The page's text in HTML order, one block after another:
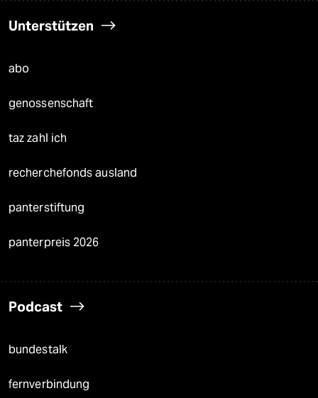
Unterstützen
abo
genossenschaft
taz zahl ich
recherchefonds ausland
panterstiftung
panterpreis 2026
Podcast
bundestalk
fernverbindung